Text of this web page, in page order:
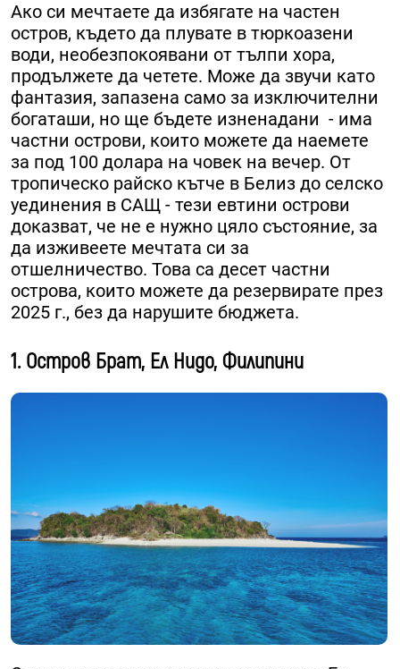
Ако си мечтаете да избягате на частен
остров, където да плувате в тюркоазени
води, необезпокоявани от тълпи хора,
продължете да четете. Може да звучи като
фантазия, запазена само за изключителни
богаташи, но ще бъдете изненадани - има
частни острови, които можете да наемете
за под 100 долара на човек на вечер. От
тропическо райско кътче в Белиз до селскo
уединения в САЩ - тези евтини острови
доказват, че не е нужно цяло състояние, за
да изживеете мечтата си за
отшелничество. Това са десет частни
острова, които можете да резервирате през
2025 г., без да нарушите бюджета.
1. Остров Брат, Ел Нидо, Филипини